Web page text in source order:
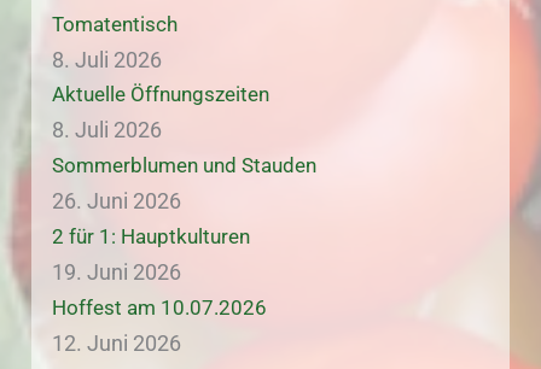
Tomatentisch
8. Juli 2026
Aktuelle Öffnungszeiten
8. Juli 2026
Sommerblumen und Stauden
26. Juni 2026
2 für 1: Hauptkulturen
19. Juni 2026
Hoffest am 10.07.2026
12. Juni 2026